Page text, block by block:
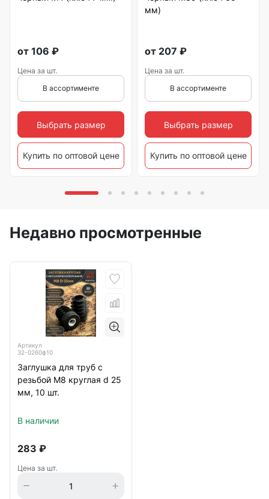
от 106 ₽
Цена за шт.
В ассортименте
Выбрать размер
Купить по оптовой цене
мм)
от 207 ₽
Цена за шт.
В ассортименте
Выбрать размер
Купить по оптовой цене
Недавно просмотренные
Артикул
32-0260ф10
Заглушка для труб с
резьбой М8 круглая d 25
мм, 10 шт.
В наличии
283 ₽
Цена за шт.